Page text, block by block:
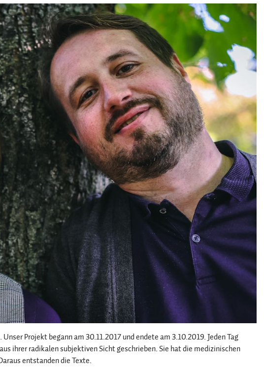
Projekt begann am 30.11.2017 und endete am 3.10.2019. Jeden Tag
ihrer radikalen subjektiven Sicht geschrieben. Sie hat die medizinischen
entstanden die Texte.